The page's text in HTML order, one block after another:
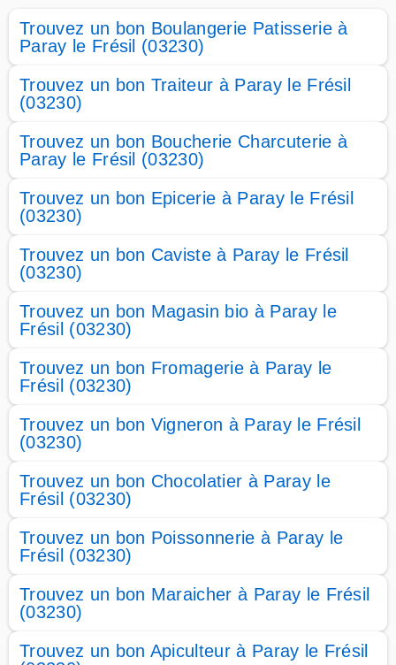
Trouvez un bon Boulangerie Patisserie à
Paray le Frésil (03230)
Trouvez un bon Traiteur à Paray le Frésil
(03230)
Trouvez un bon Boucherie Charcuterie à
Paray le Frésil (03230)
Trouvez un bon Epicerie à Paray le Frésil
(03230)
Trouvez un bon Caviste à Paray le Frésil
(03230)
Trouvez un bon Magasin bio à Paray le
Frésil (03230)
Trouvez un bon Fromagerie à Paray le
Frésil (03230)
Trouvez un bon Vigneron à Paray le Frésil
(03230)
Trouvez un bon Chocolatier à Paray le
Frésil (03230)
Trouvez un bon Poissonnerie à Paray le
Frésil (03230)
Trouvez un bon Maraicher à Paray le Frésil
(03230)
Trouvez un bon Apiculteur à Paray le Frésil